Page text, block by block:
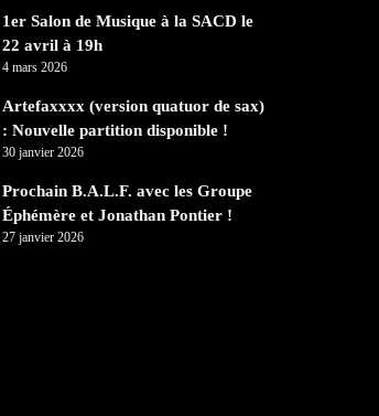
1er Salon de Musique à la SACD le
22 avril à 19h
4 mars 2026
Artefaxxxx (version quatuor de sax)
: Nouvelle partition disponible !
30 janvier 2026
Prochain B.A.L.F. avec les Groupe
Éphémère et Jonathan Pontier !
27 janvier 2026